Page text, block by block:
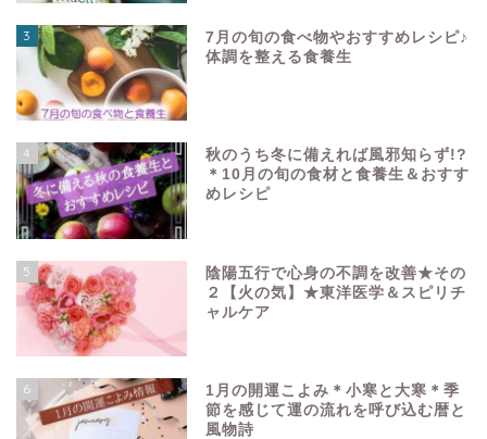
3
7月の旬の食べ物やおすすめレシピ♪
体調を整える食養生
4
秋のうち冬に備えれば風邪知らず!?
＊10月の旬の食材と食養生＆おすす
めレシピ
5
陰陽五行で心身の不調を改善★その
２【火の気】★東洋医学＆スピリチ
ャルケア
6
1月の開運こよみ＊小寒と大寒＊季
節を感じて運の流れを呼び込む暦と
風物詩